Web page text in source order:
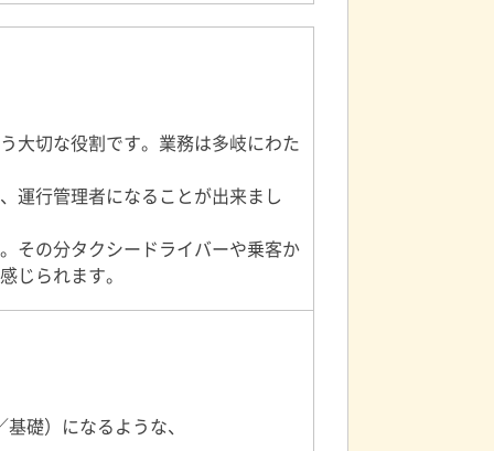
大切な役割です。業務は多岐にわた
運行管理者になることが出来まし
その分タクシードライバーや乗客か
じられます。
礎）になるような、